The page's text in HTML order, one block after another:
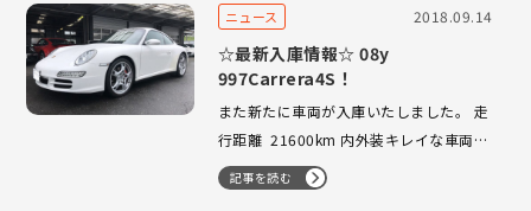
ゾースト、PASM、ダイナミックコーナ
ニュース 2018.09.14
☆最新入庫情報☆ 08y
997Carrera4S！
また新たに車両が入庫いたしました。 走
行距離 21600km 内外装キレイな車両で
ございます。 掲載準備中ですので、気
になられた方はお問合せ下さいませ。お
記事を読む